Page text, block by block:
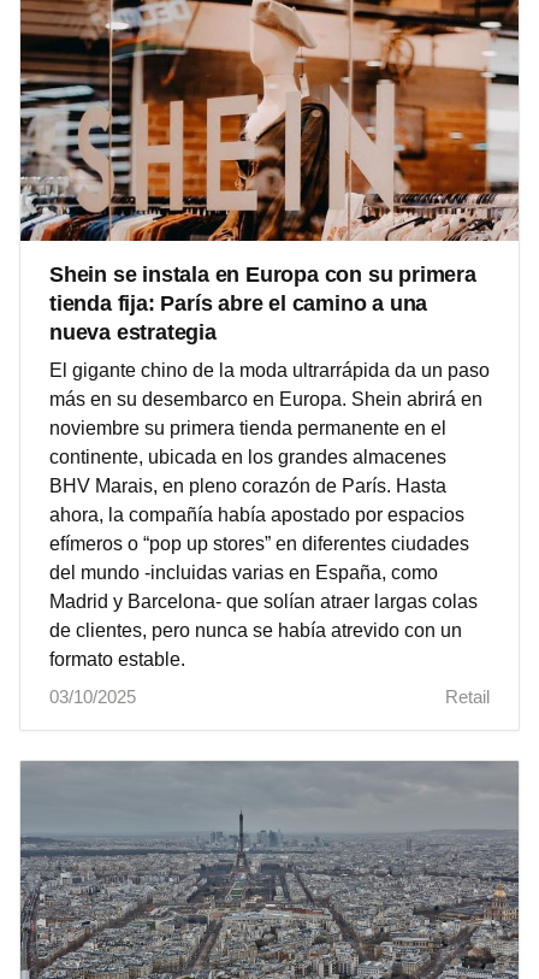
Shein se instala en Europa con su primera
tienda fija: París abre el camino a una
nueva estrategia
El gigante chino de la moda ultrarrápida da un paso
más en su desembarco en Europa. Shein abrirá en
noviembre su primera tienda permanente en el
continente, ubicada en los grandes almacenes
BHV Marais, en pleno corazón de París. Hasta
ahora, la compañía había apostado por espacios
efímeros o “pop up stores” en diferentes ciudades
del mundo -incluidas varias en España, como
Madrid y Barcelona- que solían atraer largas colas
de clientes, pero nunca se había atrevido con un
formato estable.
03/10/2025
Retail